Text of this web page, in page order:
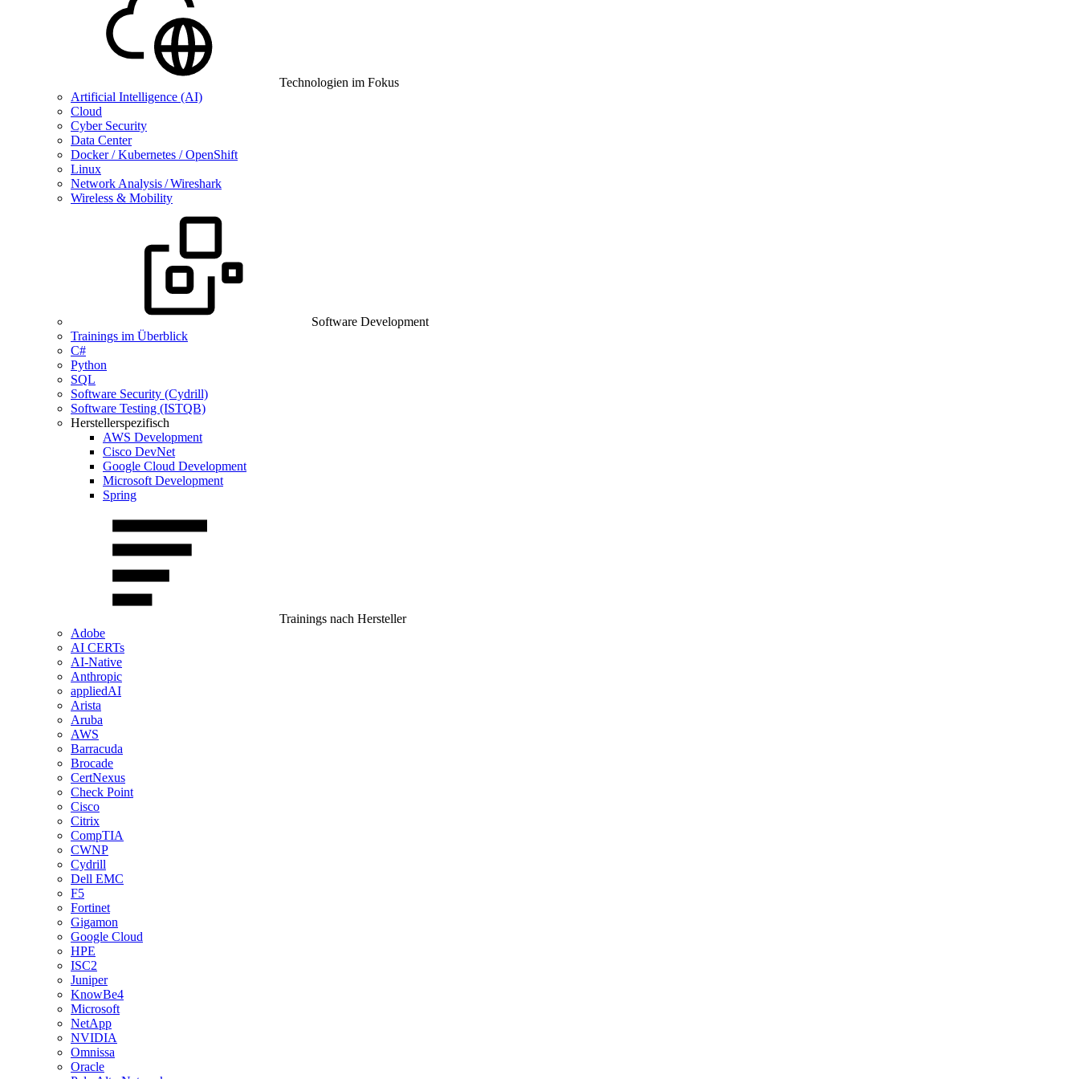
Technologien im Fokus
Artificial Intelligence (AI)
Cloud
Cyber Security
Data Center
Docker / Kubernetes / OpenShift
Linux
Network Analysis / Wireshark
Wireless & Mobility
Software Development
Trainings im Überblick
C#
Python
SQL
Software Security (Cydrill)
Software Testing (ISTQB)
Herstellerspezifisch
AWS Development
Cisco DevNet
Google Cloud Development
Microsoft Development
Spring
Trainings nach Hersteller
Adobe
AI CERTs
AI-Native
Anthropic
appliedAI
Arista
Aruba
AWS
Barracuda
Brocade
CertNexus
Check Point
Cisco
Citrix
CompTIA
CWNP
Cydrill
Dell EMC
F5
Fortinet
Gigamon
Google Cloud
HPE
ISC2
Juniper
KnowBe4
Microsoft
NetApp
NVIDIA
Omnissa
Oracle